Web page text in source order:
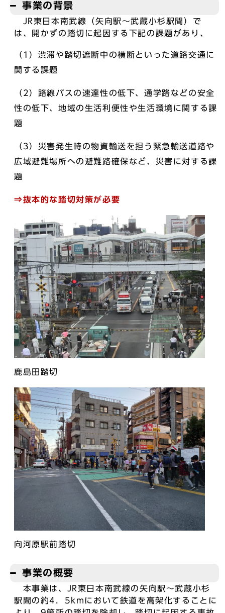
事業の背景
JR東日本南武線（矢向駅～武蔵小杉駅間）で
は、開かずの踏切に起因する下記の課題があり、
（1）渋滞や踏切遮断中の横断といった道路交通に
関する課題
（2）路線バスの速達性の低下、通学路などの安全
性の低下、地域の生活利便性や生活環境に関する課
題
（3）災害発生時の物資輸送を担う緊急輸送道路や
広域避難場所への避難路確保など、災害に対する課
題
⇒抜本的な踏切対策が必要
鹿島田踏切
向河原駅前踏切
事業の概要
本事業は、JR東日本南武線の矢向駅～武蔵小杉
駅間の約4．5kmにおいて鉄道を高架化することに